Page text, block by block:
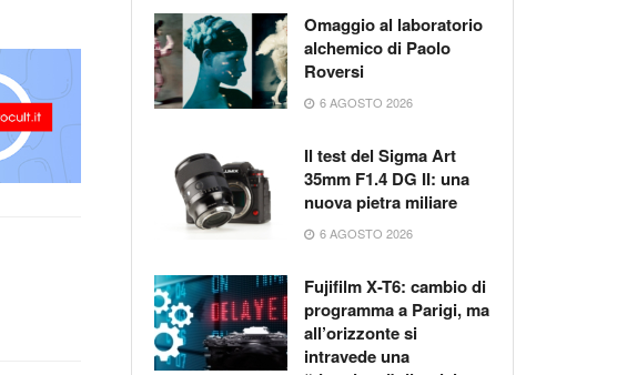
Omaggio al laboratorio
alchemico di Paolo
Roversi
6 AGOSTO 2026
Il test del Sigma Art
35mm F1.4 DG II: una
nuova pietra miliare
6 AGOSTO 2026
Fujifilm X-T6: cambio di
programma a Parigi, ma
all’orizzonte si
intravede una